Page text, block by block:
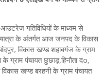
गतिविधियों के माध्यम से
के अंतर्गत आज जनपद के विकास
विकास खण्ड शहाबगंज के ग्राम
ग्राम पंचायत छुछाड़,हिनौता दo,
विकास खण्ड बरहनी के ग्राम पंचायत